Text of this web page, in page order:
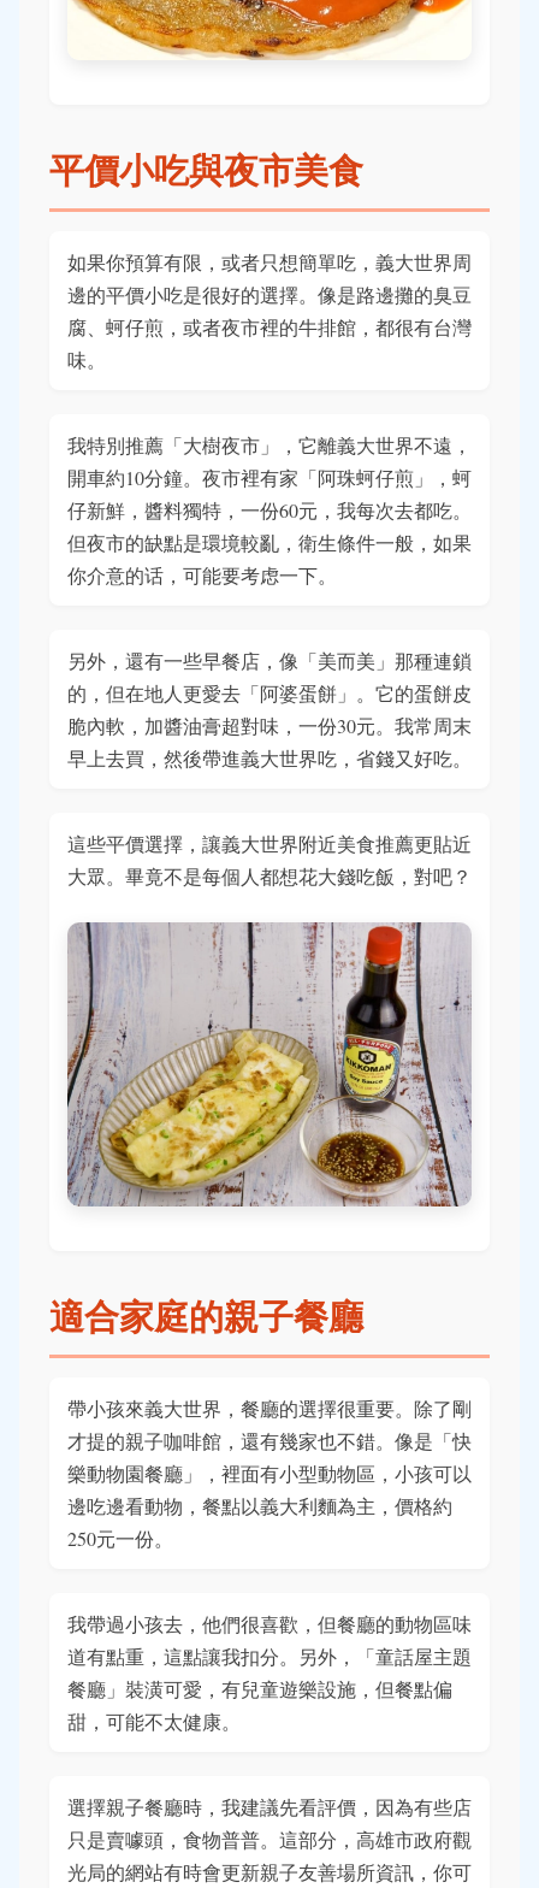
平價小吃與夜市美食
如果你預算有限，或者只想簡單吃，義大世界周
邊的平價小吃是很好的選擇。像是路邊攤的臭豆
腐、蚵仔煎，或者夜市裡的牛排館，都很有台灣
味。
我特別推薦「大樹夜市」，它離義大世界不遠，
開車約10分鐘。夜市裡有家「阿珠蚵仔煎」，蚵
仔新鮮，醬料獨特，一份60元，我每次去都吃。
但夜市的缺點是環境較亂，衛生條件一般，如果
你介意的话，可能要考虑一下。
另外，還有一些早餐店，像「美而美」那種連鎖
的，但在地人更愛去「阿婆蛋餅」。它的蛋餅皮
脆內軟，加醬油膏超對味，一份30元。我常周末
早上去買，然後帶進義大世界吃，省錢又好吃。
這些平價選擇，讓義大世界附近美食推薦更貼近
大眾。畢竟不是每個人都想花大錢吃飯，對吧？
適合家庭的親子餐廳
帶小孩來義大世界，餐廳的選擇很重要。除了剛
才提的親子咖啡館，還有幾家也不錯。像是「快
樂動物園餐廳」，裡面有小型動物區，小孩可以
邊吃邊看動物，餐點以義大利麵為主，價格約
250元一份。
我帶過小孩去，他們很喜歡，但餐廳的動物區味
道有點重，這點讓我扣分。另外，「童話屋主題
餐廳」裝潢可愛，有兒童遊樂設施，但餐點偏
甜，可能不太健康。
選擇親子餐廳時，我建議先看評價，因為有些店
只是賣噱頭，食物普普。這部分，高雄市政府觀
光局的網站有時會更新親子友善場所資訊，你可